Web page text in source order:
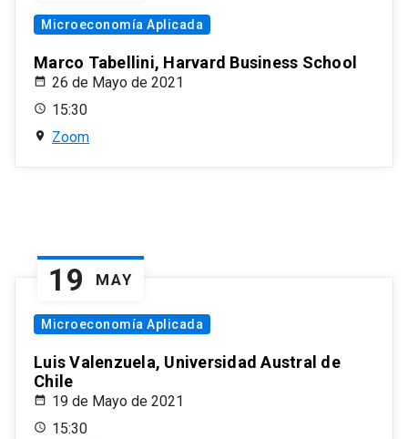
Microeconomía Aplicada
Marco Tabellini, Harvard Business School
26 de Mayo de 2021
15:30
Zoom
19 MAY
Microeconomía Aplicada
Luis Valenzuela, Universidad Austral de
Chile
19 de Mayo de 2021
15:30